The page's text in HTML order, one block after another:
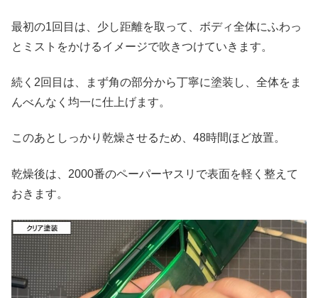
最初の1回目は、少し距離を取って、ボディ全体にふわっ
とミストをかけるイメージで吹きつけていきます。
続く2回目は、まず角の部分から丁寧に塗装し、全体をま
んべんなく均一に仕上げます。
このあとしっかり乾燥させるため、48時間ほど放置。
乾燥後は、2000番のペーパーヤスリで表面を軽く整えて
おきます。